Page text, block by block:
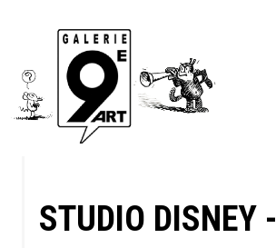
STUDIO DISNEY -